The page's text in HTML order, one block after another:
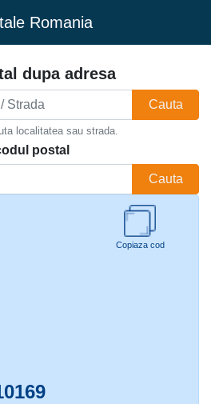
Romania
dupa adresa
Cauta
localitatea sau strada.
postal
Cauta
Copiaza cod